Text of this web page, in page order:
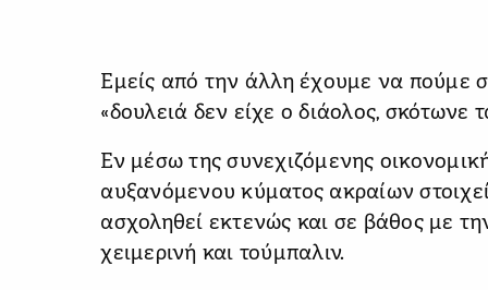
Εμείς από την άλλη έχουμε να πούμε
«δουλειά δεν είχε ο διάολος, σκότωνε
Εν μέσω της συνεχιζόμενης
αυξανόμενου κύματος ακραίων
ασχοληθεί εκτενώς και σε βάθος με
χειμερινή και τούμπαλιν.